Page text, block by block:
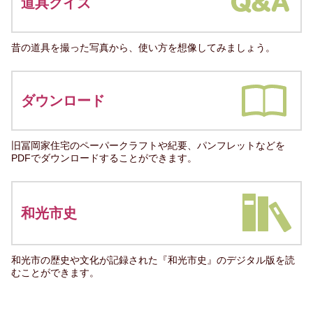
昔の道具を撮った写真から、使い方を想像してみましょう。
ダウンロード
旧冨岡家住宅のペーパークラフトや紀要、パンフレットなどを
PDFでダウンロードすることができます。
和光市史
和光市の歴史や文化が記録された『和光市史』のデジタル版を読
むことができます。